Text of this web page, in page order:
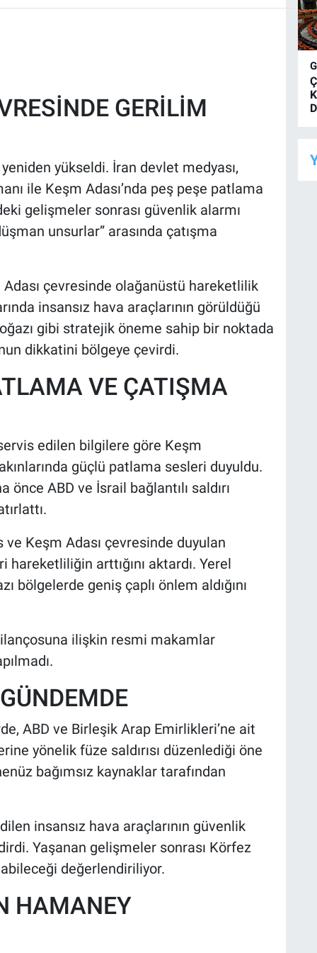
GERİLİM
yükseldi. İran devlet medyası,
ile Keşm Adası’nda peş peşe patlama
gelişmeler sonrası güvenlik alarmı
unsurlar” arasında çatışma
Adası çevresinde olağanüstü hareketlilik
insansız hava araçlarının görüldüğü
gibi stratejik öneme sahip bir noktada
dikkatini bölgeye çevirdi.
VE ÇATIŞMA
edilen bilgilere göre Keşm
güçlü patlama sesleri duyuldu.
önce ABD ve İsrail bağlantılı saldırı
Keşm Adası çevresinde duyulan
arttığını aktardı. Yerel
bölgelerde geniş çaplı önlem aldığını
ilişkin resmi makamlar
ABD ve Birleşik Arap Emirlikleri’ne ait
yönelik füze saldırısı düzenlediği öne
bağımsız kaynaklar tarafından
insansız hava araçlarının güvenlik
Yaşanan gelişmeler sonrası Körfez
değerlendiriliyor.
HAMANEY